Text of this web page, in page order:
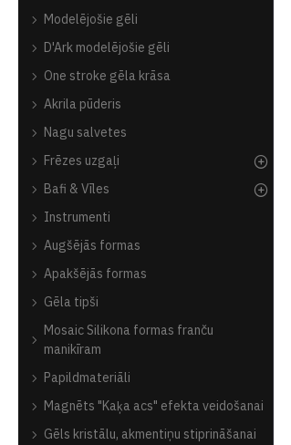
Modelējošie gēli
D'Ark modelējošie gēli
One stroke gēla krāsa
Akrila pūderis
Nagu salvetes
Frēzes uzgaļi
Bafi & Vīles
Instrumenti
Augšējās formas
Apakšējās formas
Gēla tipši
Mosaic Silikona formas franču
manikīram
Papildmateriāli
Magnēts "Kaķa acs" efekta veidošanai
Gēls kristālu, akmentiņu stiprināšanai